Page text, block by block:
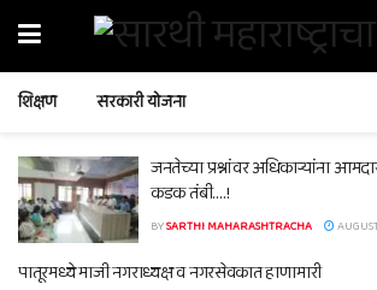
शिक्षण सरकारी योजना
जनतेच्या प्रश्नांवर अधिकाऱ्यांना
कडक तंबी….!
BYSARTHI MAHARASHTRACHA
पातूरमध्ये माजी नगराध्यक्ष व नगरसेवकात हाणामारी